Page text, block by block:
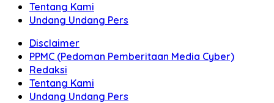
Tentang Kami
Undang Undang Pers
Disclaimer
PPMC (Pedoman Pemberitaan Media Cyber)
Redaksi
Tentang Kami
Undang Undang Pers